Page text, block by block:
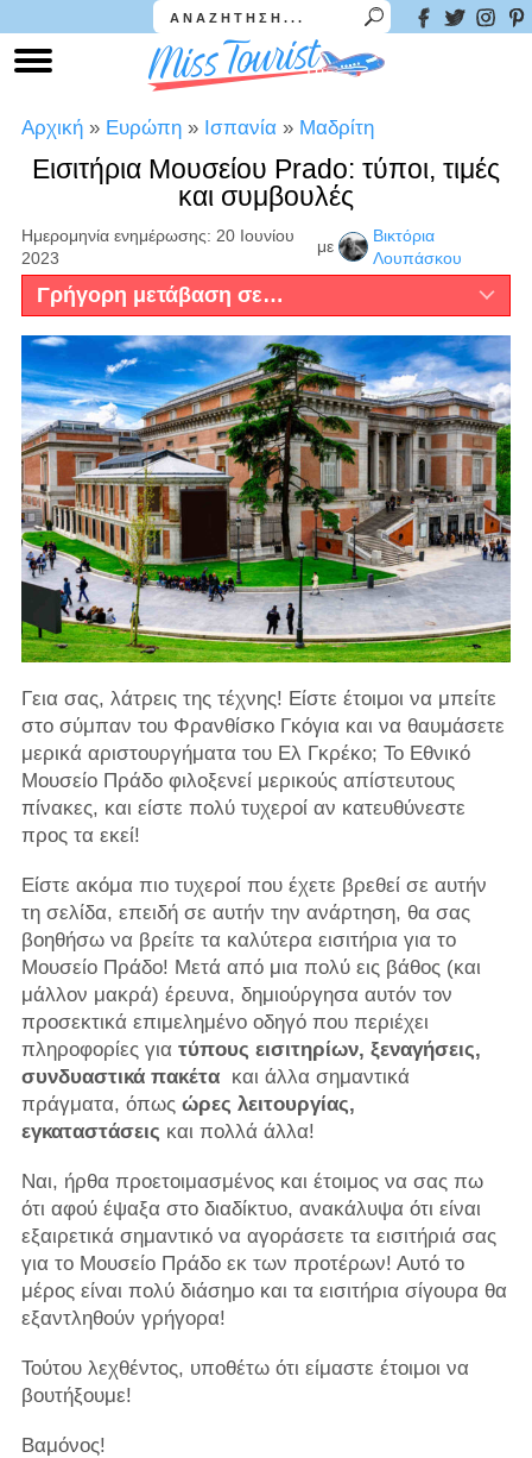
Αρχική » Ευρώπη » Ισπανία » Μαδρίτη
Εισιτήρια Μουσείου Prado: τύποι, τιμές
και συμβουλές
Ημερομηνία ενημέρωσης: 20 Ιουνίου
2023
με
Βικτόρια
Λουπάσκου
Γρήγορη μετάβαση σε…
Γεια σας, λάτρεις της τέχνης! Είστε έτοιμοι να μπείτε
στο σύμπαν του Φρανθίσκο Γκόγια και να θαυμάσετε
μερικά αριστουργήματα του Ελ Γκρέκο; Το Εθνικό
Μουσείο Πράδο φιλοξενεί μερικούς απίστευτους
πίνακες, και είστε πολύ τυχεροί αν κατευθύνεστε
προς τα εκεί!
Είστε ακόμα πιο τυχεροί που έχετε βρεθεί σε αυτήν
τη σελίδα, επειδή σε αυτήν την ανάρτηση, θα σας
βοηθήσω να βρείτε τα καλύτερα εισιτήρια για το
Μουσείο Πράδο! Μετά από μια πολύ εις βάθος (και
μάλλον μακρά) έρευνα, δημιούργησα αυτόν τον
προσεκτικά επιμελημένο οδηγό που περιέχει
πληροφορίες για τύπους εισιτηρίων, ξεναγήσεις,
συνδυαστικά πακέτακαι άλλα σημαντικά
πράγματα, όπως ώρες λειτουργίας,
εγκαταστάσεις και πολλά άλλα!
Ναι, ήρθα προετοιμασμένος και έτοιμος να σας πω
ότι αφού έψαξα στο διαδίκτυο, ανακάλυψα ότι είναι
εξαιρετικά σημαντικό να αγοράσετε τα εισιτήριά σας
για το Μουσείο Πράδο εκ των προτέρων! Αυτό το
μέρος είναι πολύ διάσημο και τα εισιτήρια σίγουρα θα
εξαντληθούν γρήγορα!
Τούτου λεχθέντος, υποθέτω ότι είμαστε έτοιμοι να
βουτήξουμε!
Βαμόνος!